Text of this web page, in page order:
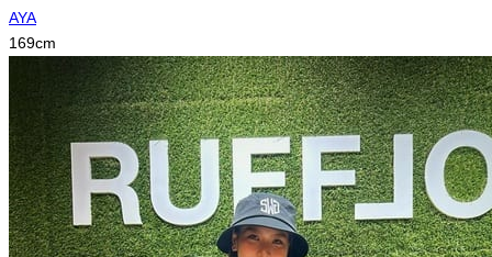
AYA
169cm